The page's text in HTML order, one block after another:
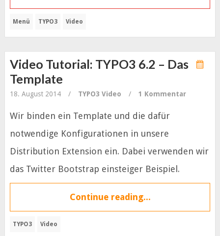
Menü TYPO3 Video
Video Tutorial: TYPO3 6.2 – Das
Template
18. August 2014 / TYPO3 Video / 1 Kommentar
Wir binden ein Template und die dafür
notwendige Konfigurationen in unsere
Distribution Extension ein. Dabei verwenden wir
das Twitter Bootstrap einsteiger Beispiel.
Continue reading...
TYPO3 Video